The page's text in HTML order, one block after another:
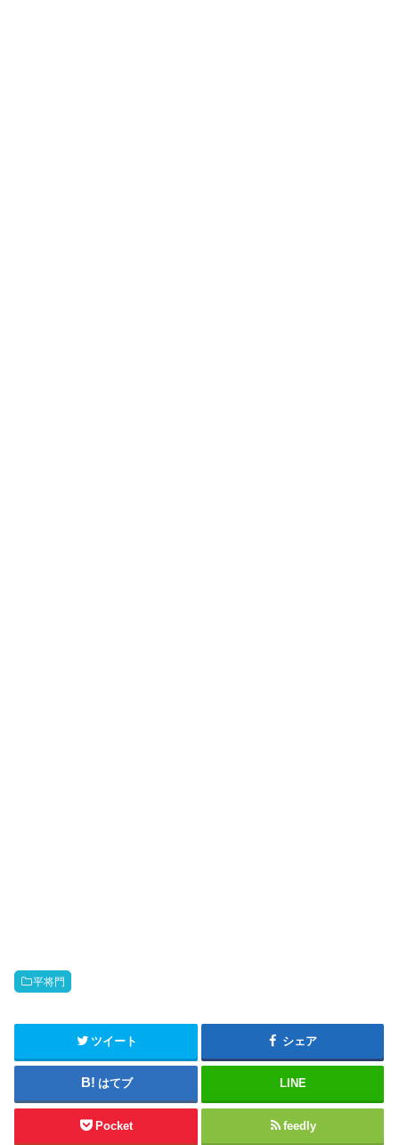
平将門
ツイート シェア
はてブ LINE
Pocket feedly